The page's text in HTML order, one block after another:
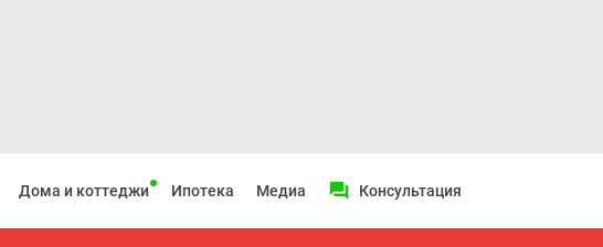
Дома и коттеджи Ипотека Медиа Консультация